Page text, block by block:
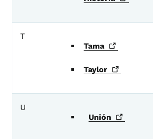
T
Tama
Taylor
U
Unión